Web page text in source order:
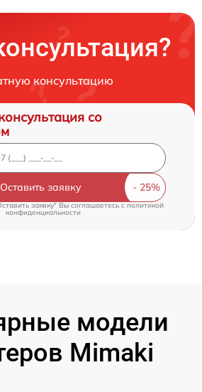
консультацию
со
Оставить заявку
заявку" Вы соглашаетесь cполитикой
конфиденциальности
модели
Mimaki